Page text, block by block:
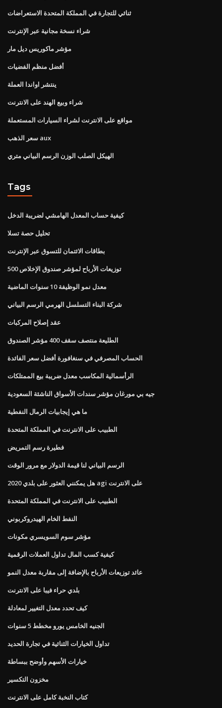
ثنائي للتجارة في المملكة المتحدة الاستعراضات
شراء نسخة مجانية عبر الإنترنت
مؤشر ماكوريس ديل مار
أفضل منظم الفضيات
ينتشر اواندا العملة
شراء وبيع الهند على الانترنت
مواقع على الانترنت لشراء السيارات المستعملة
سعر الذهب aux
الهيكل الصلب الوزن الرسم البياني متري
Tags
كيفية حساب المعدل الهامشي لضريبة الدخل
تحليل حصة تسلا
بطاقات الائتمان للتسوق عبر الإنترنت
توزيعات الأرباح لمؤشر صندوق الإخلاص 500
معدل نمو الوظيفة 10 سنوات الماضية
شركة البناء التسلسل الهرمي الرسم البياني
عقد إصلاح المركبات
الطليعة منتصف سقف 400 مؤشر الصندوق
الحساب المصرفي في سنغافورة أفضل سعر الفائدة
الرأسمالية المكاسب معدل ضريبة بيع الممتلكات
جيه بي مورغان مؤشر سندات الأسواق الناشئة السعودية
ما هي إيجابيات الرمال النفطية
الطبيب على الانترنت في المملكة المتحدة
فطيرة رسم التمريض
الرسم البياني لنا قيمة الدولار مع مرور الوقت
هل يمكنني العثور على بلدي 2020 agi على الانترنت
الطبيب على الانترنت في المملكة المتحدة
النفط الخام الهيدروكربوني
مؤشر سوم السويسري مكونات
كيفية كسب المال تداول العملات الرقمية
عائد توزيعات الأرباح بالإضافة إلى مقاربة معدل النمو
بلدي حراء فيبا على الانترنت
كيف تحدد معدل التغيير لمعادلة
الجنيه الخامس يورو مخطط 5 سنوات
تداول الخيارات الثنائية في تجارة الحديد
خيارات الأسهم وأوضح ببساطة
مخزون التكسير
كتاب النخبة كامل على الانترنت